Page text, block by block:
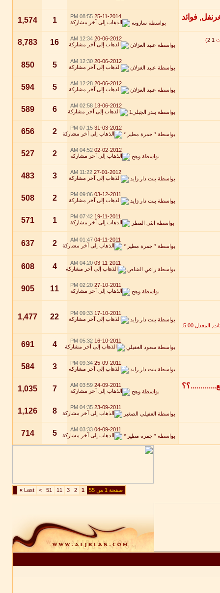
25-11-2014
08:55 PM
بواسطة سارونه 1
1,574
1
2
)
20-06-2012
12:34 AM
بواسطة عنيد الغزلان 16
8,783
20-06-2012
12:30 AM
بواسطة عنيد الغزلان 5
850
20-06-2012
12:28 AM
بواسطة عنيد الغزلان 5
594
13-06-2012
02:58 AM
بواسطة بندر الجبلي1 6
589
31-03-2012
07:15 PM
بواسطة * جمرة مطير * 2
656
02-02-2012
04:52 AM
بواسطة وهج 2
527
27-01-2012
11:22 AM
بواسطة بنت دار زايد 3
483
03-12-2011
09:06 PM
بواسطة بنت دار زايد 2
508
19-11-2011
07:42 PM
بواسطة انثى المطر 1
571
04-11-2011
01:47 AM
بواسطة * جمرة مطير * 2
637
03-11-2011
04:20 AM
بواسطة راعي الشاص 4
608
27-10-2011
02:20 PM
بواسطة وهج 11
905
17-10-2011
09:33 PM
بواسطة بنت دار زايد 22
1,477
16-10-2011
05:32 PM
بواسطة سعود الغفيلي 4
691
25-09-2011
09:34 PM
بواسطة بنت دار زايد 3
584
24-09-2011
03:59 AM
بواسطة وهج 7
1,035
23-09-2011
04:35 PM
بواسطة الغفيلي الصغير 8
1,126
04-09-2011
03:33 AM
بواسطة * جمرة مطير * 5
714
صفحة 1 من 55 1
2
3
11
51
>
Last
»